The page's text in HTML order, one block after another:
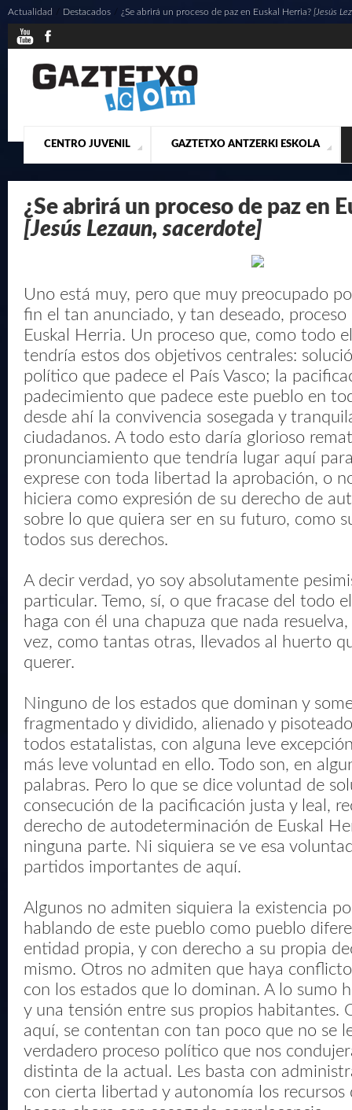
CENTRO JUVENIL
¿QUIENES SOMOS? ACTUALIDAD CONTACTO
GAZTETXO ANTZERKI ESKOLA
PRESENTACIÓN MUSICALES
Actualidad Destacados / ¿Se abrirá un proceso de paz en Euskal Herria? [Jesús
¿Se abrirá un proceso de paz en
[Jesús Lezaun, sacerdote]
Uno está muy, pero que muy preocupado
fin el tan anunciado, y tan deseado,
Euskal Herria. Un proceso que, como todo
tendría estos dos objetivos centrales:
político que padece el País Vasco; la
padecimiento que padece este pueblo en
desde ahí la convivencia sosegada y
ciudadanos. A todo esto daría glorioso
pronunciamiento que tendría lugar aquí
exprese con toda libertad la aprobación, o
hiciera como expresión de su derecho de
sobre lo que quiera ser en su futuro, como
todos sus derechos.
A decir verdad, yo soy absolutamente
particular. Temo, sí, o que fracase del todo
haga con él una chapuza que nada
vez, como tantas otras, llevados al huerto
querer.
Ninguno de los estados que dominan y
fragmentado y dividido, alienado y
todos estatalistas, con alguna leve
más leve voluntad en ello. Todo son, en
palabras. Pero lo que se dice voluntad de
consecución de la pacificación justa y leal,
derecho de autodeterminación de Euskal
ninguna parte. Ni siquiera se ve esa
partidos importantes de aquí.
Algunos no admiten siquiera la existencia
hablando de este pueblo como pueblo
entidad propia, y con derecho a su propia
mismo. Otros no admiten que haya
con los estados que lo dominan. A lo sumo
y una tensión entre sus propios habitantes.
aquí, se contentan con tan poco que no se
verdadero proceso político que nos
distinta de la actual. Les basta con
con cierta libertad y autonomía los recursos